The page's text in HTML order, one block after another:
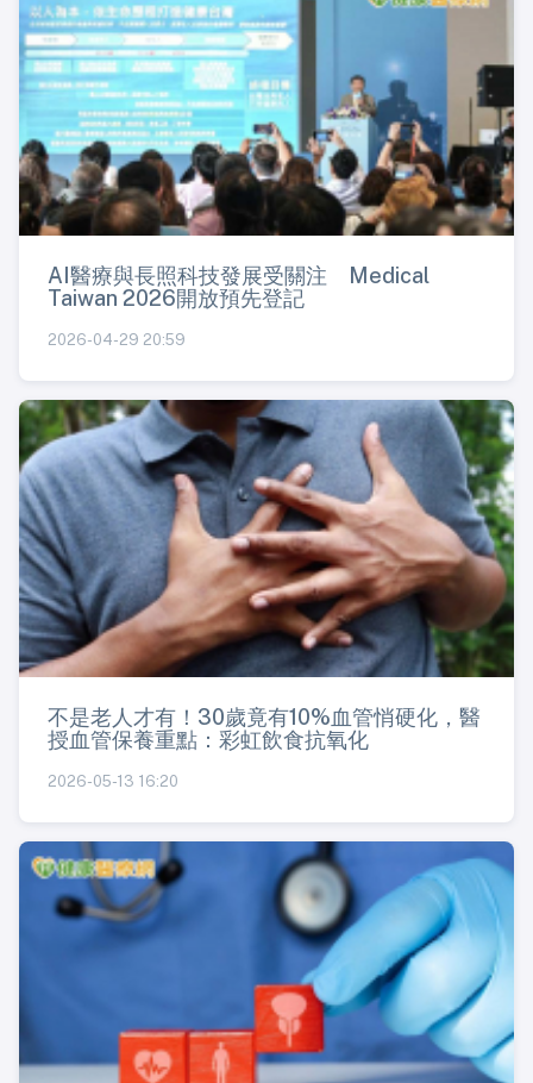
AI醫療與長照科技發展受關注 Medical
Taiwan 2026開放預先登記
2026-04-29 20:59
不是老人才有！30歲竟有10%血管悄硬化，醫
授血管保養重點：彩虹飲食抗氧化
2026-05-13 16:20